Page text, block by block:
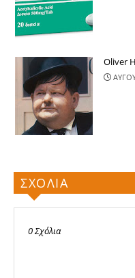
Oliver
ΣΧΟΛΙΑ
0 Σχόλια